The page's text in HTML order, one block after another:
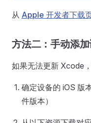
从 Apple 开发者下载
方法二：手动添
如果无法更新 Xcode
确定设备的 iOS
件版本）